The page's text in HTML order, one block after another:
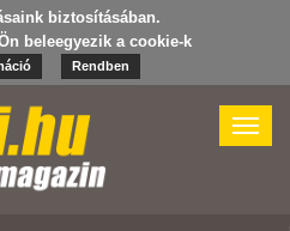
biztosításában.
beleegyezik a cookie-k
Rendben
Toggle